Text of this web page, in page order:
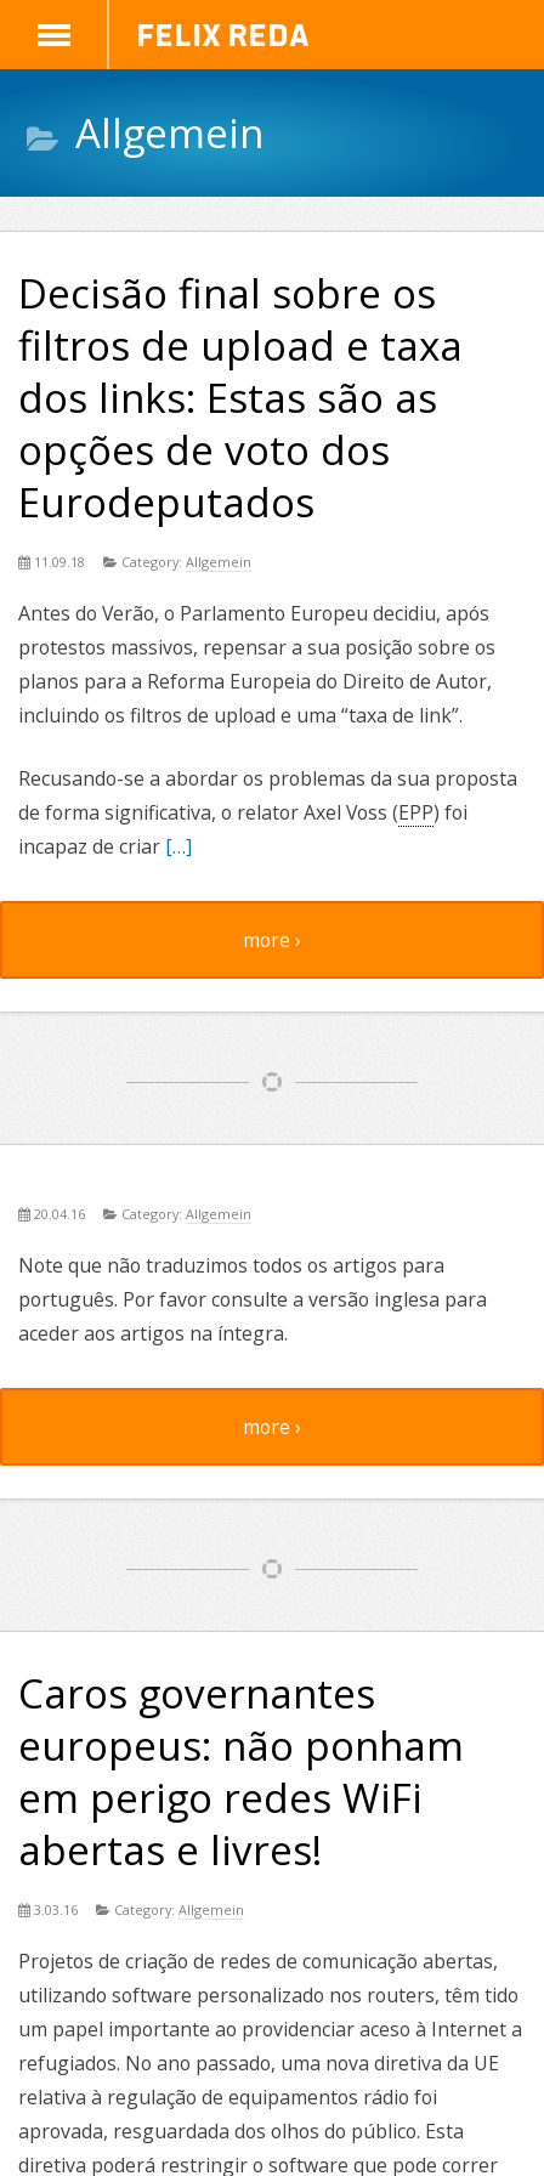
Felix Reda
Allgemein
Decisão final sobre os
filtros de upload e taxa
dos links: Estas são as
opções de voto dos
Eurodeputados
11.09.18 Category:Allgemein
Antes do Verão, o Parlamento Europeu decidiu, após
protestos massivos, repensar a sua posição sobre os
planos para a Reforma Europeia do Direito de Autor,
incluindo os filtros de upload e uma “taxa de link”.
Recusando-se a abordar os problemas da sua proposta
de forma significativa, o relator Axel Voss (EPP) foi
incapaz de criar […]
more ›
20.04.16 Category:Allgemein
Note que não traduzimos todos os artigos para
português. Por favor consulte a versão inglesa para
aceder aos artigos na íntegra.
more ›
Caros governantes
europeus: não ponham
em perigo redes WiFi
abertas e livres!
3.03.16 Category:Allgemein
Projetos de criação de redes de comunicação abertas,
utilizando software personalizado nos routers, têm tido
um papel importante ao providenciar aceso à Internet a
refugiados. No ano passado, uma nova diretiva da UE
relativa à regulação de equipamentos rádio foi
aprovada, resguardada dos olhos do público. Esta
diretiva poderá restringir o software que pode correr